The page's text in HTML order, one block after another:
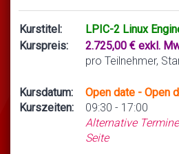
Kurstitel:
LPIC-2 Linux
Kurspreis:
2.725,00 € exkl.
pro Teilnehmer,
Kursdatum:
Kurszeiten:
Open date - Open
09:30 - 17:00
Alternative
Seite